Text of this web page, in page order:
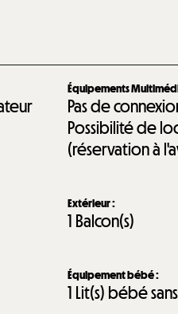
Équipements
Pas de
Possibilité de
(réservation à
Extérieur:
1 Balcon(s)
Équipement bébé:
1 Lit(s) bébé